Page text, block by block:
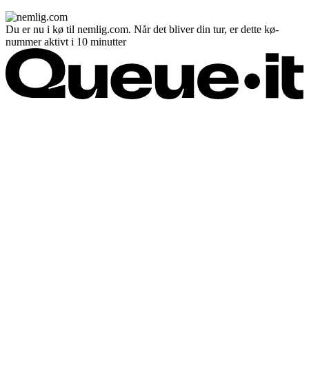
Du er nu i kø til nemlig.com. Når det bliver din tur, er dette kø-
nummer aktivt i 10 minutter